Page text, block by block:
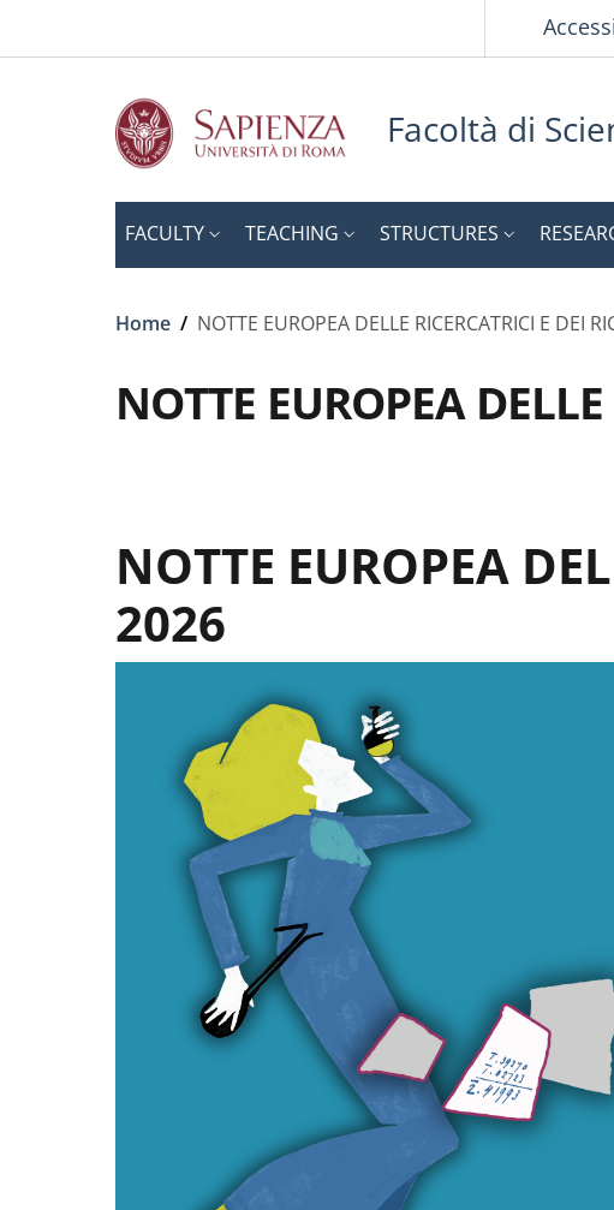
Slim top
Facoltà di
FACULTY TEACHING STRUCTURES
Breadcrumb
Home / NOTTE EUROPEA DELLE RICERCATRICI E DEI
NOTTE EUROPEA
NOTTE EUROPEA
2026